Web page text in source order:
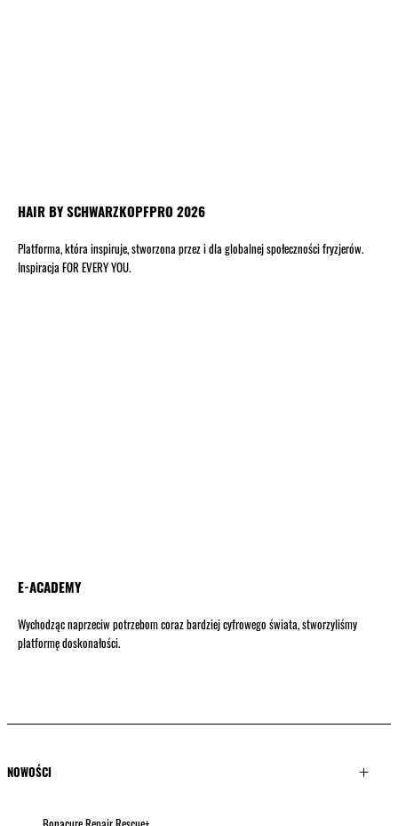
HAIR BY SCHWARZKOPFPRO 2026
Platforma, która inspiruje, stworzona przez i dla globalnej społeczności fryzjerów.
Inspiracja FOR EVERY YOU.
E-ACADEMY
Wychodząc naprzeciw potrzebom coraz bardziej cyfrowego świata, stworzyliśmy
platformę doskonałości.
NOWOŚCI